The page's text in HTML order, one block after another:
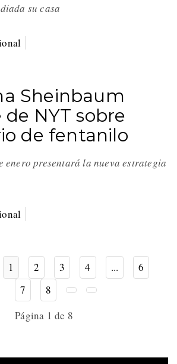
su casa
Sheinbaum
NYT sobre
de fentanilo
enero presentará la nueva estrategia
1 2 3 4 ...
6
7
8
Página 1 de 8